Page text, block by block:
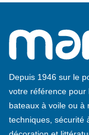
Depuis 1946 sur le
votre référence pour
bateaux à voile ou à
techniques, sécurité